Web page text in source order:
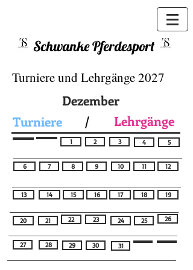
Schwanke Pferdesport
Turniere und Lehrgänge 2027
Dezember
Turniere
Lehrgänge
/
1 2 3 4 5
6 7 8 9 10 11 12
13 14 15 16 17 18 19
20 21 22 23 24 25 26
27 28 29 30 31